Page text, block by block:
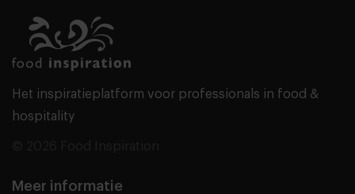
Het inspiratieplatform voor professionals in food &
hospitality
Meer informatie